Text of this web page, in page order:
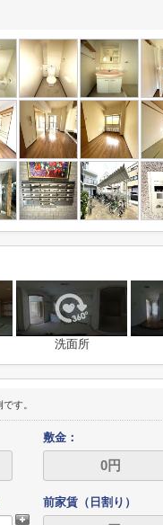
洗面所
す。
敷金：
前家賃（日割り）